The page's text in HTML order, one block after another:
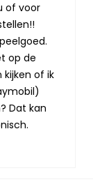
of voor
op de
kijken of ik
Dat kan